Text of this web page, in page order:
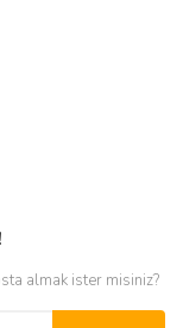
almak ister misiniz?